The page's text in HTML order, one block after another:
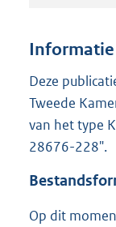
Deze
Tweede
van het type
28676-228".
Op dit